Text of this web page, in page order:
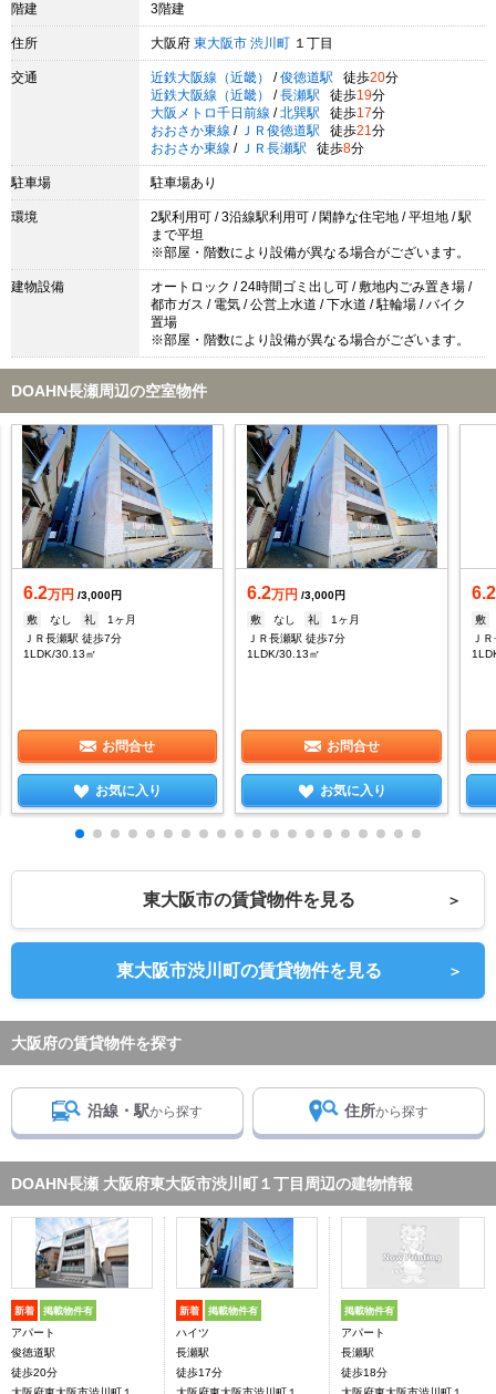
階建 3階建
住所 大阪府 東大阪市 渋川町 １丁目
交通 近鉄大阪線（近畿） / 俊徳道駅 徒歩20分
近鉄大阪線（近畿）
/ 長瀬駅 徒歩19分
大阪メトロ千日前線 / 北巽駅 徒歩17分
おおさか東線 / ＪＲ俊徳道駅 徒歩21 分
おおさか東線 / ＪＲ長瀬駅 徒歩8分
駐車場 駐車場あり
環境
2駅利用可 / 3沿線駅利用可 / 閑静な住宅地 / 平坦地 / 駅
まで平坦
※部屋・階数により設備が異なる場合がございます。
建物設備
オートロック / 24時間ゴミ出し可 / 敷地内ごみ置き場 /
都市ガス / 電気 / 公営上水道 / 下水道 / 駐輪場 / バイク
置場
※部屋・階数により設備が異なる場合がございます。
DOAHN長瀬周辺の空室物件
6.2万円 /3,000円
敷
なし 礼
1ヶ月
ＪＲ長瀬駅 徒歩7分
1LDK/30.13㎡
お問合せ
お気に入り
6.2万円 /3,000円
敷
なし 礼
1ヶ月
ＪＲ長瀬駅 徒歩7分
1LDK/30.13㎡
お問合せ
お気に入り
6.2
敷
Ｊ
東大阪市の賃貸物件を見る ＞
東大阪市渋川町の賃貸物件を見る ＞
大阪府の賃貸物件を探す
沿線・駅から探す 住所から探す
DOAHN長瀬 大阪府東大阪市渋川町１丁目周辺の建物情報
新着 掲載物件有
アパート
俊徳道駅
徒歩20分
新着 掲載物件有
ハイツ
長瀬駅
徒歩17分
掲載物件有
アパート
長瀬駅
徒歩18分